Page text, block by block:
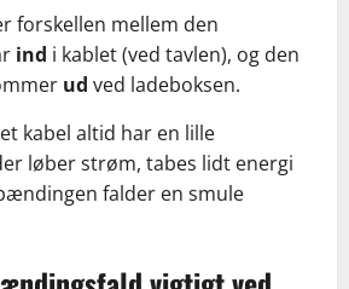
forskellen mellem den
ind i kablet (ved tavlen), og den
ud ved ladeboksen.
kabel altid har en lille
løber strøm, tabes lidt energi
falder en smule